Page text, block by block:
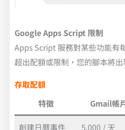
Google Apps Script 限制
Apps Script 服務對某些功能有
超出配額或限制，您的腳本將出
存取配額
特徵
Gmail帳
創建日曆事件 5,000 / 天